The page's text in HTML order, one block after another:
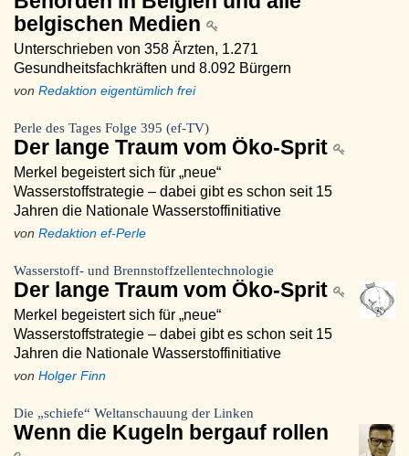
belgischen Medien
Unterschrieben von 358 Ärzten, 1.271
Gesundheitsfachkräften und 8.092 Bürgern
von Redaktion eigentümlich frei
Perle des Tages Folge 395 (ef-TV)
Der lange Traum vom Öko-Sprit
Merkel begeistert sich für „neue“
Wasserstoffstrategie – dabei gibt es schon seit 15
Jahren die Nationale Wasserstoffinitiative
von Redaktion ef-Perle
Wasserstoff- und Brennstoffzellentechnologie
Der lange Traum vom Öko-Sprit
Merkel begeistert sich für „neue“
Wasserstoffstrategie – dabei gibt es schon seit 15
Jahren die Nationale Wasserstoffinitiative
von Holger Finn
Die „schiefe“ Weltanschauung der Linken
Wenn die Kugeln bergauf rollen